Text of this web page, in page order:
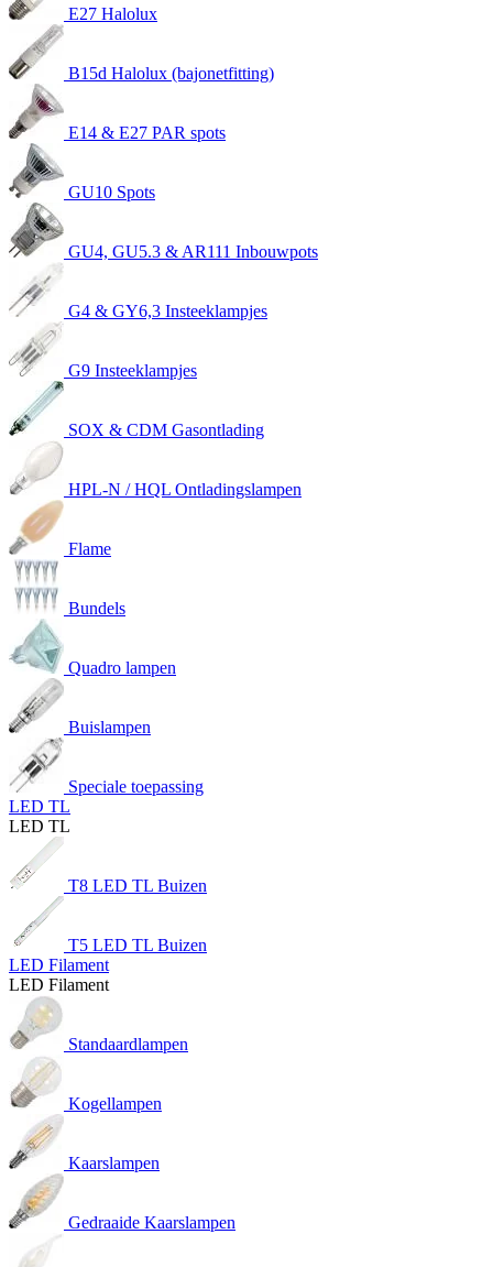
E27 Halolux
B15d Halolux (bajonetfitting)
E14 & E27 PAR spots
GU10 Spots
GU4, GU5.3 & AR111 Inbouwpots
G4 & GY6,3 Insteeklampjes
G9 Insteeklampjes
SOX & CDM Gasontlading
HPL-N / HQL Ontladingslampen
Flame
Bundels
Quadro lampen
Buislampen
Speciale toepassing
LED TL
LED TL
T8 LED TL Buizen
T5 LED TL Buizen
LED Filament
LED Filament
Standaardlampen
Kogellampen
Kaarslampen
Gedraaide Kaarslampen